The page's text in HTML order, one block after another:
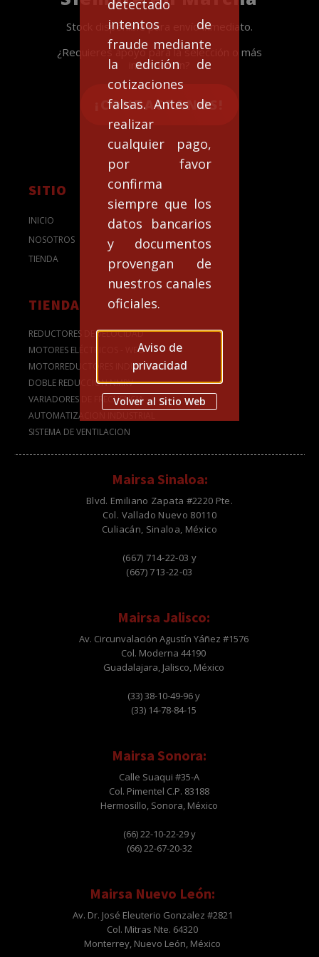
detectado
intentos de
fraude mediante
la edición de
cotizaciones
falsas. Antes de
realizar
cualquier pago,
por favor
confirma
siempre que los
datos bancarios
y documentos
provengan de
nuestros canales
oficiales.
Aviso de
privacidad
Volver al Sitio Web
Stock disponible para envío inmediato.
¿Requieres apoyo para la selección o más
información?
¡CONTACTANOS!
SITIO
INICIO
NOSOTROS
TIENDA
TIENDA
REDUCTORES DE VELOCIDAD
MOTORES ELÉCTRICOS - WEG
MOTORREDUCTORES INDUSTRIALES
DOBLE REDUCCIÓN NMRV
VARIADORES DE FRECUENCIA
AUTOMATIZACION INDUSTRIAL
SISTEMA DE VENTILACION
Mairsa Sinaloa:
Blvd. Emiliano Zapata #2220 Pte.
Col. Vallado Nuevo 80110
Culiacán, Sinaloa, México
(667) 714-22-03 y
(667) 713-22-03
Mairsa Jalisco:
Av. Circunvalación Agustín Yáñez #1576
Col. Moderna 44190
Guadalajara, Jalisco, México
(33) 38-10-49-96 y
(33) 14-78-84-15
Mairsa Sonora:
Calle Suaqui #35-A
Col. Pimentel C.P. 83188
Hermosillo, Sonora, México
(66) 22-10-22-29 y
(66) 22-67-20-32
Mairsa Nuevo León:
Av. Dr. José Eleuterio Gonzalez #2821
Col. Mitras Nte. 64320
Monterrey, Nuevo León, México